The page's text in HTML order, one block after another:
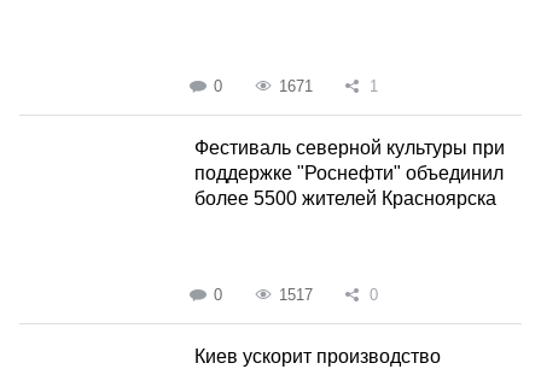
0 1671 1
Фестиваль северной культуры при
поддержке "Роснефти" объединил
более 5500 жителей Красноярска
0 1517 0
Киев ускорит производство